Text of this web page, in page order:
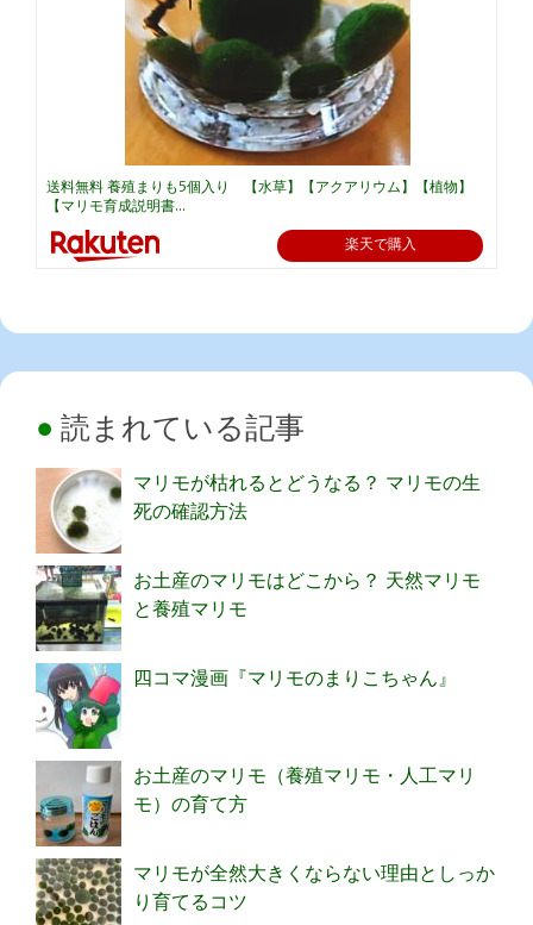
送料無料 養殖まりも5個入り 【水草】【アクアリウム】【植物】
【マリモ育成説明書...
楽天で購入
読まれている記事
マリモが枯れるとどうなる？ マリモの生
死の確認方法
お土産のマリモはどこから？ 天然マリモ
と養殖マリモ
四コマ漫画『マリモのまりこちゃん』
お土産のマリモ（養殖マリモ・人工マリ
モ）の育て方
マリモが全然大きくならない理由としっか
り育てるコツ